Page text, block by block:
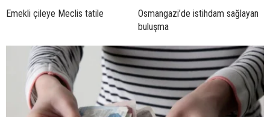
Emekli çileye Meclis tatile
Osmangazi’de istihdam sağlayan
buluşma